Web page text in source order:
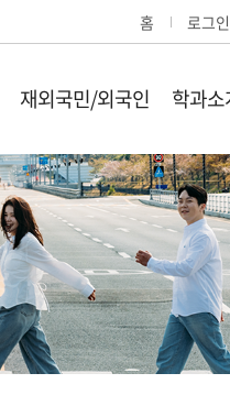
홈 로그인
재외국민/외국인 학과소